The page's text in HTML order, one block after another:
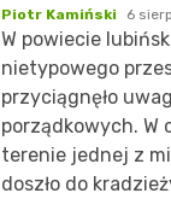
Piotr Kamiński 6
W powiecie
nietypowego
przyciągnęło
porządkowych. W
terenie jednej z
doszło do